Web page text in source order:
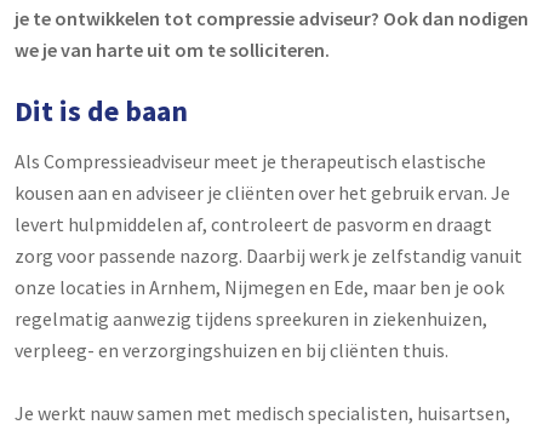
je te ontwikkelen tot compressie adviseur? Ook dan nodigen
we je van harte uit om te solliciteren.
Dit is de baan
Als Compressieadviseur meet je therapeutisch elastische
kousen aan en adviseer je cliënten over het gebruik ervan. Je
levert hulpmiddelen af, controleert de pasvorm en draagt
zorg voor passende nazorg. Daarbij werk je zelfstandig vanuit
onze locaties in Arnhem, Nijmegen en Ede, maar ben je ook
regelmatig aanwezig tijdens spreekuren in ziekenhuizen,
verpleeg- en verzorgingshuizen en bij cliënten thuis.
Je werkt nauw samen met medisch specialisten, huisartsen,